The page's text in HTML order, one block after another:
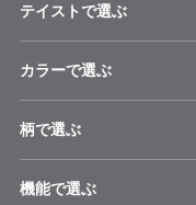
テイストで選ぶ
カラーで選ぶ
柄で選ぶ
機能で選ぶ